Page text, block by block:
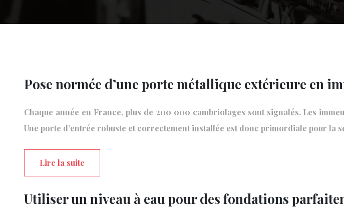
Pose normée d’une porte métallique extérieure en
Chaque année en France, plus de 200 000 cambriolages sont signalés. Les
Une porte d’entrée robuste et correctement installée est donc primordiale pour la
Lire la suite
Utiliser un niveau à eau pour des fondations